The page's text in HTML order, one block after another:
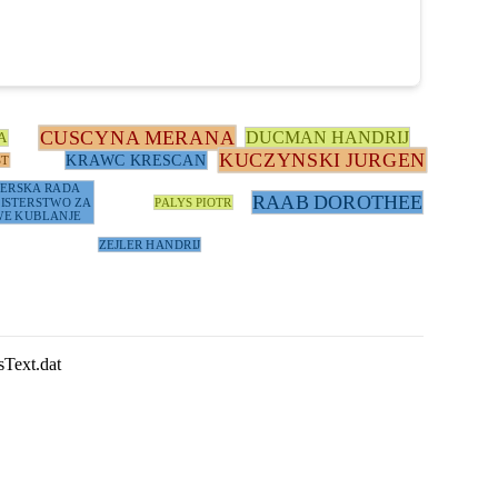
CUSCYNA MERANA DUCMAN HANDRIJ
KRAWC KRESCAN KUCZYNSKI JURGEN
RADA
ZA
KUBLANJE
PALYS PIOTR RAAB DOROTHEE
ZEJLER HANDRIJ